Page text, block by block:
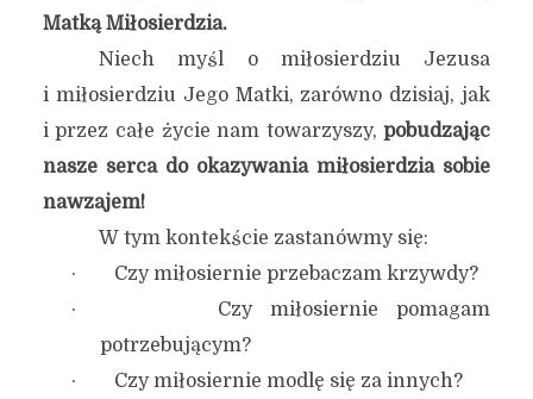
Matką Miłosierdzia.
Niech myśl o miłosierdziu Jezusa
i miłosierdziu Jego Matki, zarówno dzisiaj, jak
i przez całe życie nam towarzyszy,pobudzając
nasze serca do okazywania miłosierdzia sobie
nawzajem!
W tym kontekście zastanówmy się:
· Czy miłosiernie przebaczam krzywdy?
· Czy miłosiernie pomagam
potrzebującym?
· Czy miłosiernie modlę się za innych?